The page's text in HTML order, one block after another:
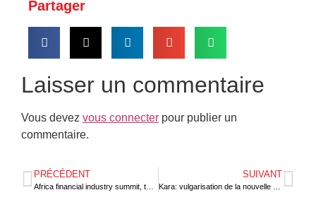
Partager
Laisser un commentaire
Vous devez vous connecter pour publier un
commentaire.
PRÉCÉDENT SUIVANT